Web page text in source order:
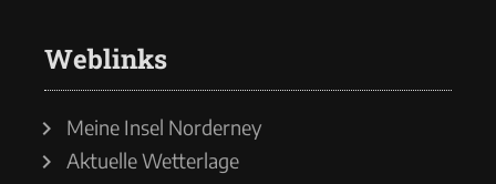
Weblinks
Meine Insel Norderney
Aktuelle Wetterlage